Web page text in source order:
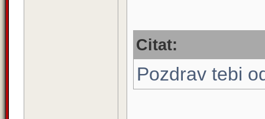
Citat:
Pozdrav tebi